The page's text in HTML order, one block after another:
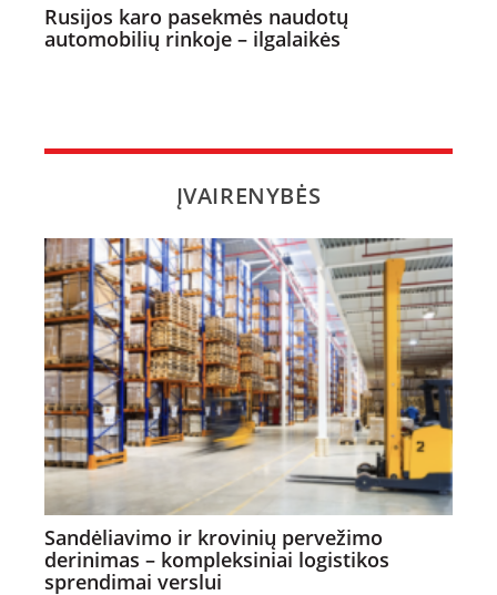
Rusijos karo pasekmės naudotų
automobilių rinkoje – ilgalaikės
ĮVAIRENYBĖS
Sandėliavimo ir krovinių pervežimo
derinimas – kompleksiniai logistikos
sprendimai verslui